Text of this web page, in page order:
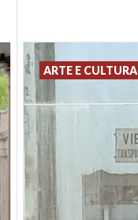
ARTE E CULTURA